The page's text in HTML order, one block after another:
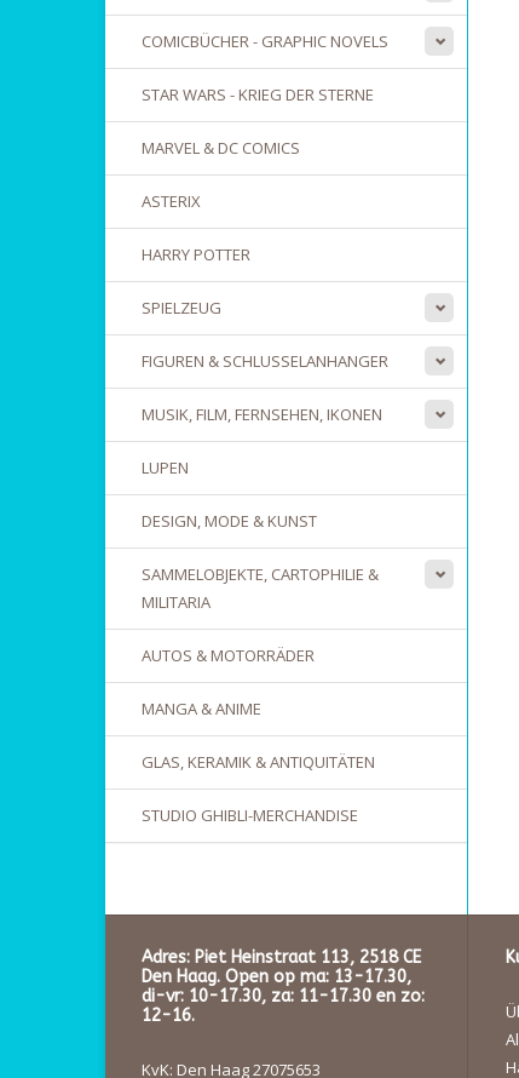
COMICBÜCHER - GRAPHIC NOVELS
STAR WARS - KRIEG DER STERNE
MARVEL & DC COMICS
ASTERIX
HARRY POTTER
SPIELZEUG
FIGUREN & SCHLUSSELANHANGER
MUSIK, FILM, FERNSEHEN, IKONEN
LUPEN
DESIGN, MODE & KUNST
SAMMELOBJEKTE, CARTOPHILIE &
MILITARIA
AUTOS & MOTORRÄDER
MANGA & ANIME
GLAS, KERAMIK & ANTIQUITÄTEN
STUDIO GHIBLI-MERCHANDISE
Adres: Piet Heinstraat 113, 2518 CE
Den Haag. Open op ma: 13-17.30,
di-vr: 10-17.30, za: 11-17.30 en zo:
12-16.
KvK: Den Haag 27075653